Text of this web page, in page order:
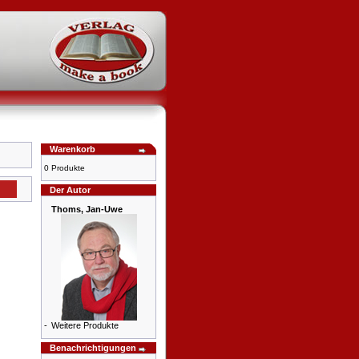
Warenkorb
0 Produkte
Der Autor
Thoms, Jan-Uwe
- Weitere Produkte
Benachrichtigungen